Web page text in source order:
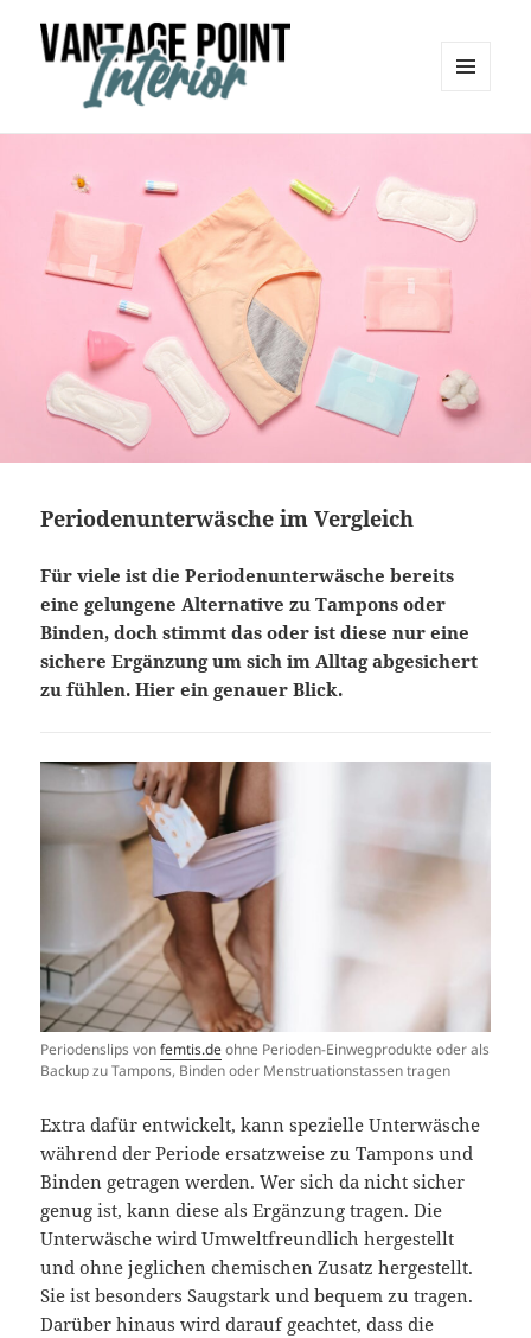
WIDGETS
Periodenunterwäsche im Vergleich
Für viele ist die Periodenunterwäsche bereits
eine gelungene Alternative zu Tampons oder
Binden, doch stimmt das oder ist diese nur eine
sichere Ergänzung um sich im Alltag abgesichert
zu fühlen. Hier ein genauer Blick.
Perioden­slips vonfemtis.deohne Perioden-Einweg­produkte oder als
Backup zu Tampons, Binden oder Menstruations­tassen tragen
Extra dafür entwickelt, kann spezielle Unterwäsche
während der Periode ersatzweise zu Tampons und
Binden getragen werden. Wer sich da nicht sicher
genug ist, kann diese als Ergänzung tragen. Die
Unterwäsche wird Umweltfreundlich hergestellt
und ohne jeglichen chemischen Zusatz hergestellt.
Sie ist besonders Saugstark und bequem zu tragen.
Darüber hinaus wird darauf geachtet, dass die